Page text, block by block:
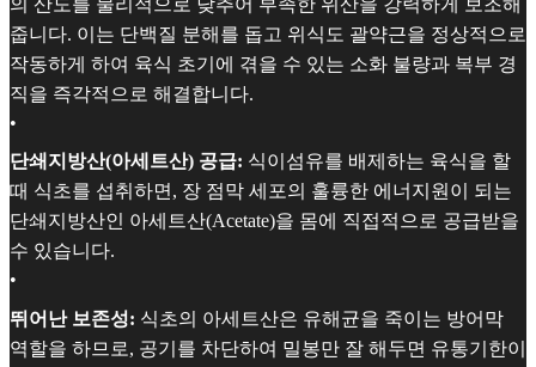
줍니다. 이는 단백질 분해를 돕고 위식도 괄약근을 정상적으로
작동하게 하여 육식 초기에 겪을 수 있는 소화 불량과 복부 경
직을 즉각적으로 해결합니다.
•
단쇄지방산(아세트산) 공급: 식이섬유를 배제하는 육식을 할
때 식초를 섭취하면, 장 점막 세포의 훌륭한 에너지원이 되는
단쇄지방산인 아세트산(Acetate)을 몸에 직접적으로 공급받을
수 있습니다.
•
뛰어난 보존성: 식초의 아세트산은 유해균을 죽이는 방어막
역할을 하므로, 공기를 차단하여 밀봉만 잘 해두면 유통기한이